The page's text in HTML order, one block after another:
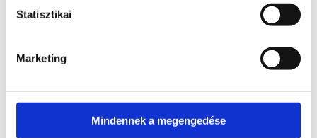
Statisztikai
Marketing
Mindennek a megengedése
A modell áráról a
A modell áráról a
letölthető aktuális